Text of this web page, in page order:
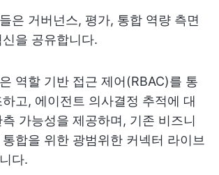
은 거버넌스, 평가, 통합 역량 측면
을 공유합니다.
역할 기반 접근 제어(RBAC)를 통
고, 에이전트 의사결정 추적에 대
가능성을 제공하며, 기존 비즈니
합을 위한 광범위한 커넥터 라이브
다.